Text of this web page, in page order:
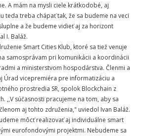
A mám na mysli ciele krátkodobé, aj
teda treba chápať tak, že sa budeme na veci
a že budeme vidieť aj za horizont
I. Baláž.
Smart Cities Klub, ktoré sa tiež venuje
samosprávam pri komunikácii a koordinácii
a ministerstvom hospodárstva. Členmi a
Úrad vicepremiéra pre informatizáciu a
prostredia SR, spolok Blockchain z
,,V súčasnosti pracujeme na tom, aby sa
aj tohto združenia," uviedol Ivan Baláž.
môcť realizovať aj individuálne smart
eurofondovými projektmi. Nebudeme sa